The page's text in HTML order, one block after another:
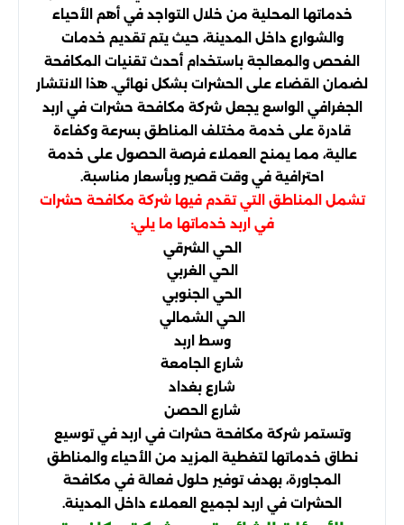
خدماتها المحلية من خلال التواجد في أهم الأحياء
والشوارع داخل المدينة، حيث يتم تقديم خدمات
الفحص والمعالجة باستخدام أحدث تقنيات المكافحة
لضمان القضاء على الحشرات بشكل نهائي. هذا الانتشار
الجغرافي الواسع يجعل شركة مكافحة حشرات في اربد
قادرة على خدمة مختلف المناطق بسرعة وكفاءة
عالية، مما يمنح العملاء فرصة الحصول على خدمة
احترافية في وقت قصير وبأسعار مناسبة.
تشمل المناطق التي تقدم فيها شركة مكافحة حشرات
في اربد خدماتها ما يلي:
الحي الشرقي
الحي الغربي
الحي الجنوبي
الحي الشمالي
وسط اربد
شارع الجامعة
شارع بغداد
شارع الحصن
وتستمر شركة مكافحة حشرات في اربد في توسيع
نطاق خدماتها لتغطية المزيد من الأحياء والمناطق
المجاورة، بهدف توفير حلول فعالة في مكافحة
الحشرات في اربد لجميع العملاء داخل المدينة.